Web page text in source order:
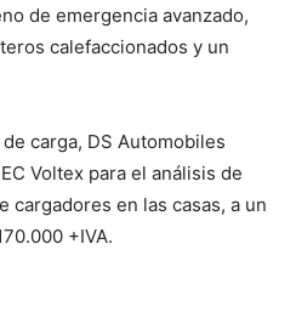
de emergencia avanzado,
calefaccionados y un
carga, DS Automobiles
Voltex para el análisis de
cargadores en las casas, a un
+IVA.